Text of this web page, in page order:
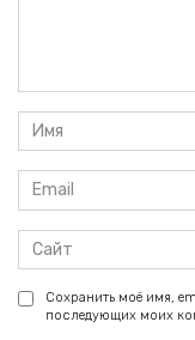
Имя
*
Email
*
Сайт
Сохранить моё имя,
последующих моих